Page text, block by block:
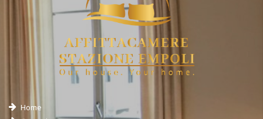
Home